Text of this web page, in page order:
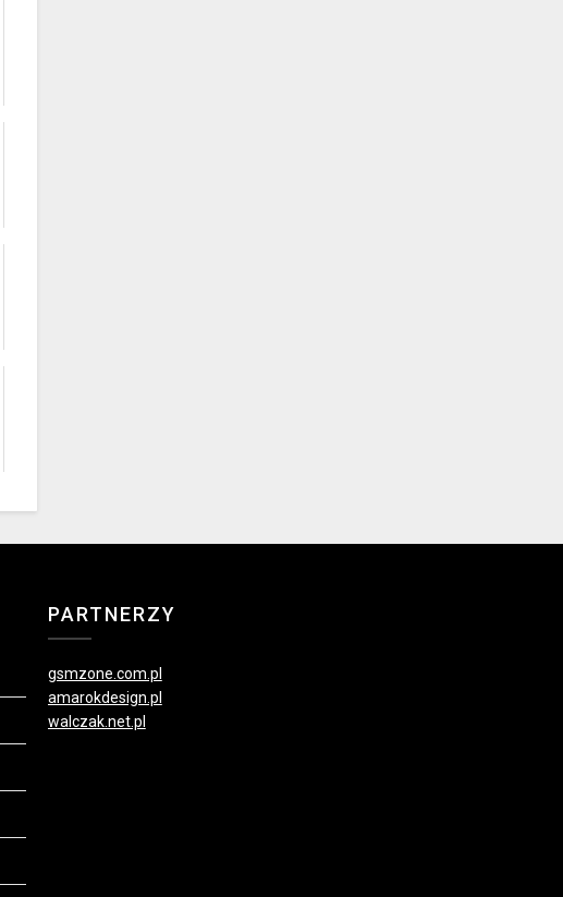
PARTNERZY
gsmzone.com.pl
amarokdesign.pl
walczak.net.pl